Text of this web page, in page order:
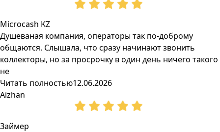
Microcash KZ
Душеваная компания, операторы так по-доброму
общаются. Слышала, что сразу начинают звонить
коллекторы, но за просрочку в один день ничего такого
не
Читать полностью12.06.2026
Aizhan
Займер